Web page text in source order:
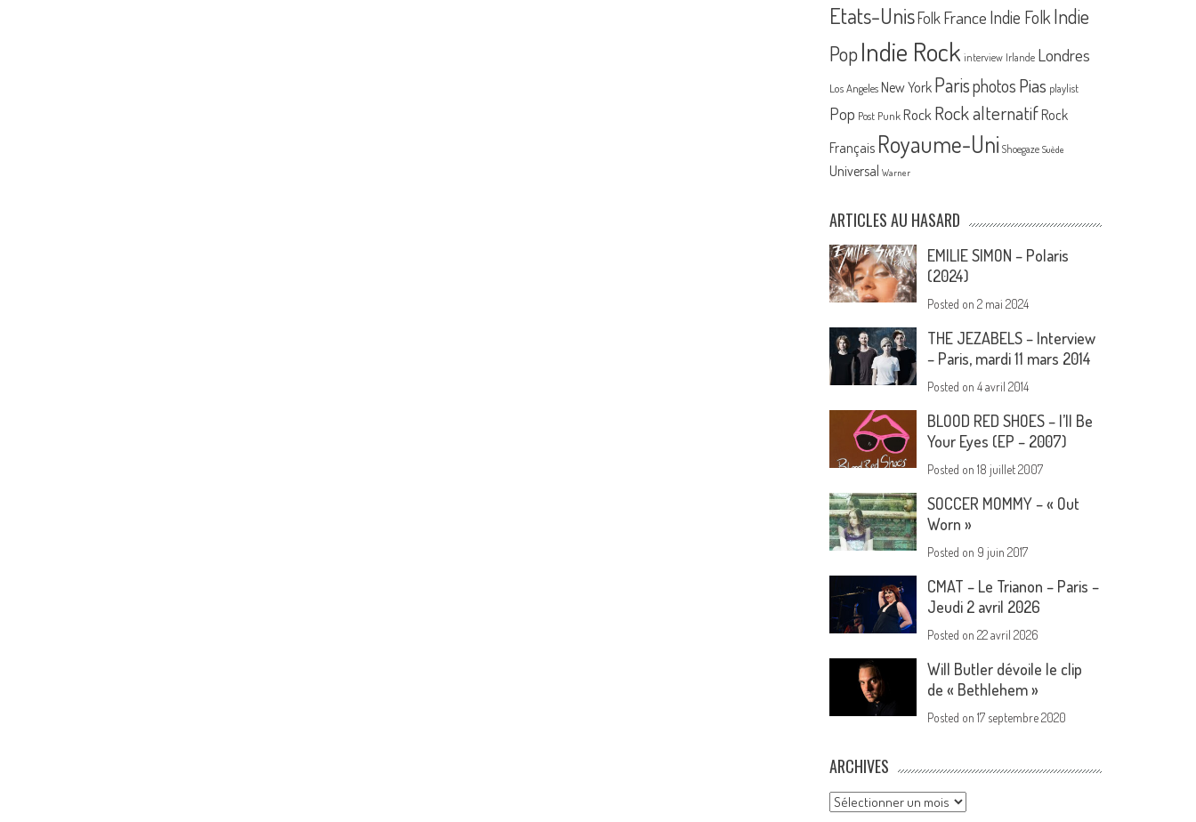
Etats-UnisFolk France Indie FolkIndie
PopIndie Rock interview Irlande Londres
Los Angeles New York Parisphotos Pias playlist
Pop Post Punk Rock Rock alternatif Rock
Français Royaume-Uni Shoegaze Suède
Universal Warner
ARTICLES AU HASARD
EMILIE SIMON – Polaris
(2024)
Posted on2 mai 2024
THE JEZABELS – Interview
– Paris, mardi 11 mars 2014
Posted on4 avril 2014
BLOOD RED SHOES – I’ll Be
Your Eyes (EP – 2007)
Posted on18 juillet 2007
SOCCER MOMMY – « Out
Worn »
Posted on 9 juin 2017
CMAT – Le Trianon – Paris –
Jeudi 2 avril 2026
Posted on22 avril 2026
Will Butler dévoile le clip
de « Bethlehem »
Posted on17 septembre 2020
ARCHIVES
Archives